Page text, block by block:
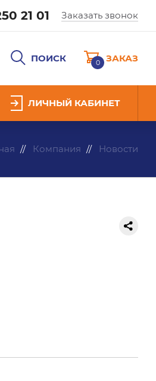
21 01 Заказать звонок
ПОИСК 0 ЗАКАЗ
ЛИЧНЫЙ КАБИНЕТ
Компания Новости